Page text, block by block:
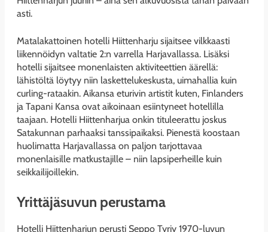
asti.
Matalakattoinen hotelli Hiittenharju sijaitsee vilkkaasti
liikennöidyn valtatie 2:n varrella Harjavallassa. Lisäksi
hotelli sijaitsee monenlaisten aktiviteettien äärellä:
lähistöltä löytyy niin laskettelukeskusta, uimahallia kuin
curling-rataakin. Aikansa eturivin artistit kuten, Finlanders
ja Tapani Kansa ovat aikoinaan esiintyneet hotellilla
taajaan. Hotelli Hiittenharjua onkin tituleerattu joskus
Satakunnan parhaaksi tanssipaikaksi. Pienestä koostaan
huolimatta Harjavallassa on paljon tarjottavaa
monenlaisille matkustajille – niin lapsiperheille kuin
seikkailijoillekin.
Yrittäjäsuvun perustama
Hotelli Hiittenharjun perusti Seppo Tyrjy 1970-luvun